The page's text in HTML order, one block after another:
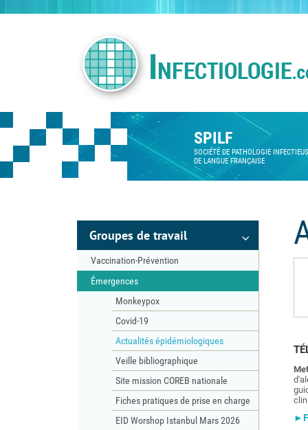
SPILF
SOCIÉTÉ DE PATHOLOGIE
DE LANGUE FRANÇAISE
Groupes de travail
Vaccination-Prévention
Émergences
Monkeypox
Covid-19
Actualités épidémiologiques
Veille bibliographique
Site mission COREB nationale
Fiches pratiques de prise en charge
EID Worshop Istanbul Mars 2026